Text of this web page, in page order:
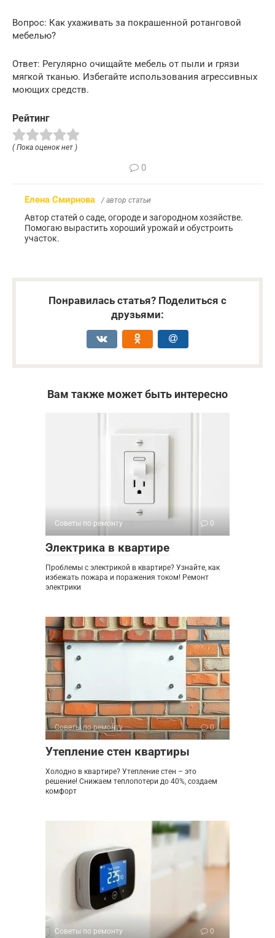
Вопрос: Как ухаживать за покрашенной ротанговой
мебелью?
Ответ: Регулярно очищайте мебель от пыли и грязи
мягкой тканью. Избегайте использования агрессивных
моющих средств.
Рейтинг
( Пока оценок нет )
0
Елена Смирнова / автор статьи
Автор статей о саде, огороде и загородном хозяйстве.
Помогаю вырастить хороший урожай и обустроить
участок.
Понравилась статья? Поделиться с
друзьями:
Вам также может быть интересно
Советы по ремонту 0
Электрика в квартире
Проблемы с электрикой в квартире? Узнайте, как
избежать пожара и поражения током! Ремонт
электрики
Советы по ремонту 0
Утепление стен квартиры
Холодно в квартире? Утепление стен – это
решение! Снижаем теплопотери до 40%, создаем
комфорт
Советы по ремонту 0